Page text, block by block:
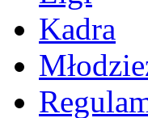
Kadra